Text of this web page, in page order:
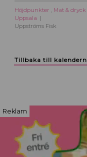
Höjdpunkter , Mat & dryck
Uppsala
Uppströms Fisk
Tillbaka till kalendern
Reklam